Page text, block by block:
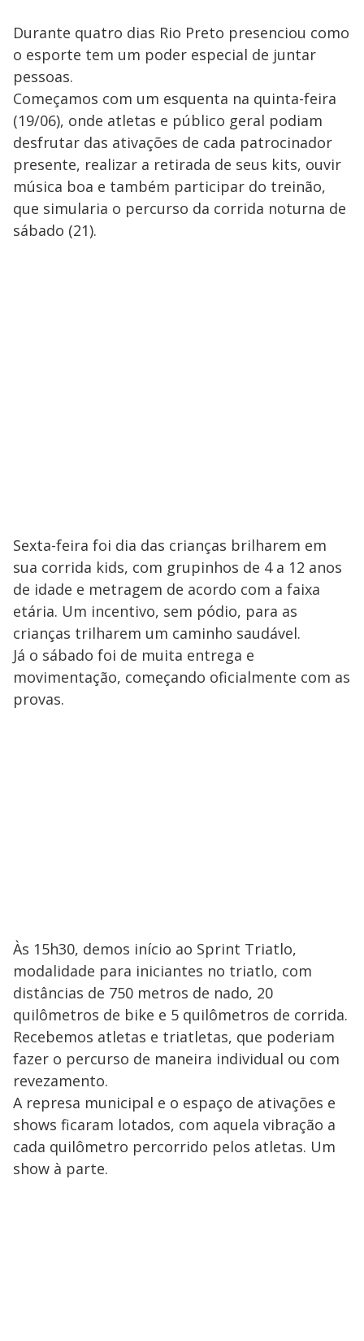
Durante quatro dias Rio Preto presenciou como
o esporte tem um poder especial de juntar
pessoas.
Começamos com um esquenta na quinta-feira
(19/06), onde atletas e público geral podiam
desfrutar das ativações de cada patrocinador
presente, realizar a retirada de seus kits, ouvir
música boa e também participar do treinão,
que simularia o percurso da corrida noturna de
sábado (21).
Sexta-feira foi dia das crianças brilharem em
sua corrida kids, com grupinhos de 4 a 12 anos
de idade e metragem de acordo com a faixa
etária. Um incentivo, sem pódio, para as
crianças trilharem um caminho saudável.
Já o sábado foi de muita entrega e
movimentação, começando oficialmente com as
provas.
Às 15h30, demos início ao Sprint Triatlo,
modalidade para iniciantes no triatlo, com
distâncias de 750 metros de nado, 20
quilômetros de bike e 5 quilômetros de corrida.
Recebemos atletas e triatletas, que poderiam
fazer o percurso de maneira individual ou com
revezamento.
A represa municipal e o espaço de ativações e
shows ficaram lotados, com aquela vibração a
cada quilômetro percorrido pelos atletas. Um
show à parte.